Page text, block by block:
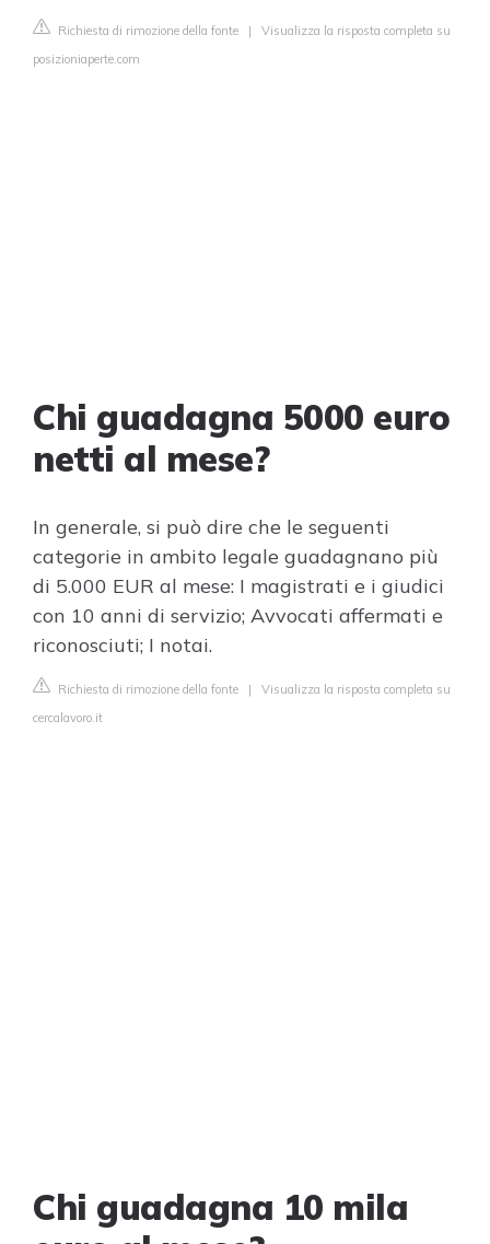
Richiesta di rimozione della fonte | Visualizza la risposta completa su
posizioniaperte.com
Chi guadagna 5000 euro
netti al mese?
In generale, si può dire che le seguenti
categorie in ambito legale guadagnano più
di 5.000 EUR al mese: I magistrati e i giudici
con 10 anni di servizio; Avvocati affermati e
riconosciuti; I notai.
Richiesta di rimozione della fonte | Visualizza la risposta completa su
cercalavoro.it
Chi guadagna 10 mila